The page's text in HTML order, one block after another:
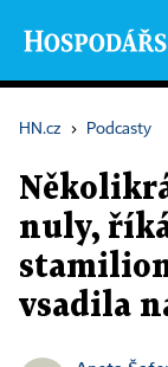
HN.cz › Podcasty
nuly,
vsadila